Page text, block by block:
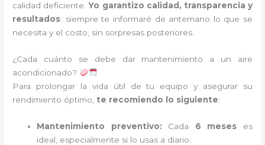
calidad deficiente.Yo garantizo calidad, transparencia y
resultados: siempre te informaré de antemano lo que se
necesita y el costo, sin sorpresas posteriores.
¿Cada cuánto se debe dar mantenimiento a un aire
acondicionado?
Para prolongar la vida útil de tu equipo y asegurar su
rendimiento óptimo, te recomiendo lo siguiente:
Mantenimiento preventivo: Cada 6 meses es
ideal, especialmente si lo usas a diario.